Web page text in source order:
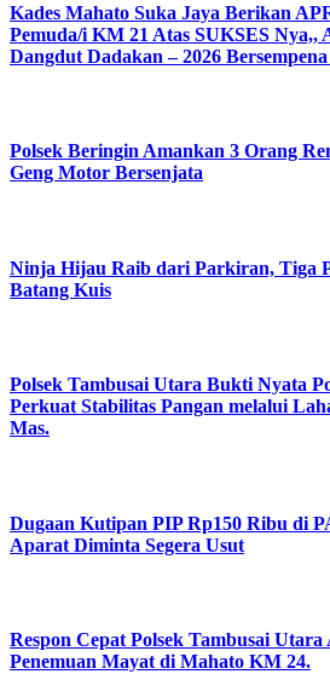
Kades Mahato Suka Jaya Berikan
Pemuda/i KM 21 Atas SUKSES Nya,,
Dangdut Dadakan – 2026
Polsek Beringin Amankan 3 Orang
Geng Motor Bersenjata
Ninja Hijau Raib dari Parkiran, Tiga
Batang Kuis
Polsek Tambusai Utara Bukti Nyata
Perkuat Stabilitas Pangan melalui
Mas.
Dugaan Kutipan PIP Rp150 Ribu di
Aparat Diminta Segera Usut
Respon Cepat Polsek Tambusai
Penemuan Mayat di Mahato KM 24.